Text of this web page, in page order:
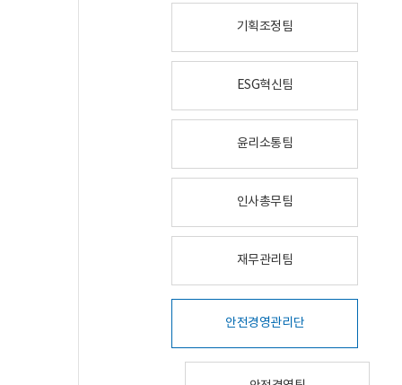
기획조정팀
ESG혁신팀
윤리소통팀
인사총무팀
재무관리팀
안전경영관리단